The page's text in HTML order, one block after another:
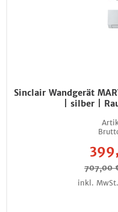
Sinclair Wandgerät
| silber |
707,00
inkl. MwSt.